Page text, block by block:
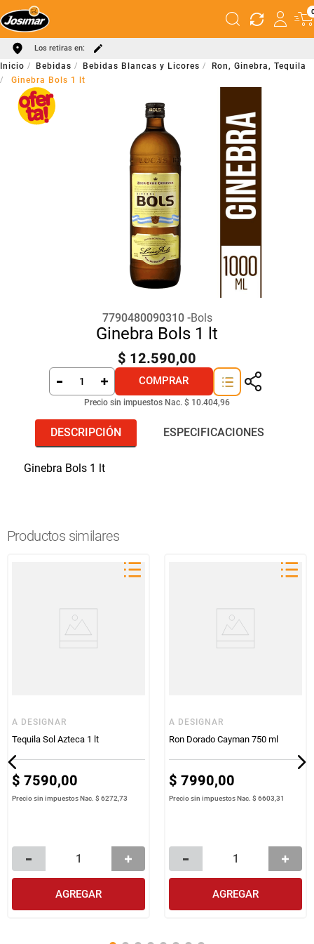
Los retiras en:
Bebidas Bebidas Blancas y Licores
Ron, Ginebra, Tequila
Ginebra Bols 1 lt
7790480090310 Bols
Ginebra Bols 1 lt
$ 12.590,00
COMPRAR
Precio sin impuestos Nac. $ 10.404,96
DESCRIPCIÓN ESPECIFICACIONES
Ginebra Bols 1 lt
Productos similares
A DESIGNAR
Tequila Sol Azteca 1 lt
$ 7590,00
Precio sin impuestos Nac. $ 6272,73
AGREGAR
A DESIGNAR
Ron Dorado Cayman 750 ml
$ 7990,00
Precio sin impuestos Nac. $ 6603,31
AGREGAR